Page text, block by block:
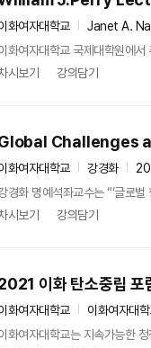
화여자대학교
Janet A.
화여자대학교 국제대학원에
시보기
강의담기
Challenges
화여자대학교 강경화
경화 명예석좌교수는 “‘글로
시보기
강의담기
이화 탄소중립 포
화여자대학교
이화여자대
화여자대학교는 지속가능한